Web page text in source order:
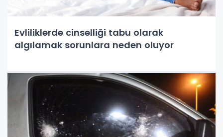
Evliliklerde cinselliği tabu olarak
algılamak sorunlara neden oluyor